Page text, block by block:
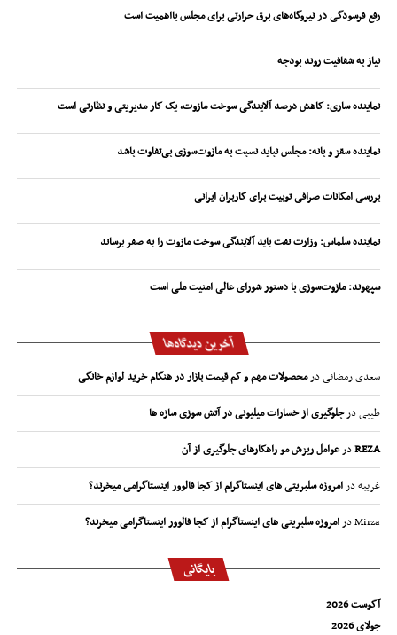
رفع فرسودگی در نیروگاه‌های برق حرارتی برای مجلس بااهمیت است
نیاز به شفافیت روند بودجه
نماینده ساری: کاهش درصد آلایندگی سوخت مازوت، یک کار مدیریتی و نظارتی است
نماینده سقز و بانه: مجلس نباید نسبت به مازوت‌سوزی بی‌تفاوت باشد
بررسی امکانات صرافی توبیت برای کاربران ایرانی
نماینده سلماس: وزارت نفت باید آلایندگی سوخت مازوت را به صفر برساند
سپهوند:‌ مازوت‌سوزی با دستور شورای عالی امنیت ملی است
آخرین دیدگاه‌ها
سعدی رمضانیدرمحصولات مهم و کم قیمت بازار در هنگام خرید لوازم خانگی
طیبیدرجلوگیری از خسارات میلیونی در آتش سوزی سازه ها
REZAدرعوامل ریزش مو راهکارهای جلوگیری از آن
غریبهدرامروزه سلبریتی های اینستاگرام از کجا فالوور اینستاگرامی میخرند؟
Mirzaدرامروزه سلبریتی های اینستاگرام از کجا فالوور اینستاگرامی میخرند؟
بایگانی
آگوست 2026
جولای 2026